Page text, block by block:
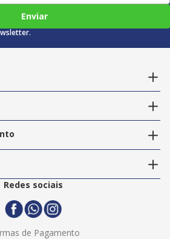
Enviar
Redes sociais
de Pagamento